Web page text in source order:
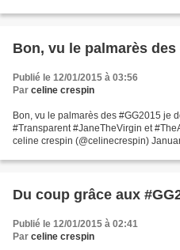
Bon, vu le palmarès
Publié le 12/01/2015 à 03:56
Par celine crespin
Bon, vu le palmarès des #GG2015 je
#Transparent #JaneTheVirgin et
celine crespin (@celinecrespin)
Du coup grâce aux
Publié le 12/01/2015 à 02:41
Par celine crespin